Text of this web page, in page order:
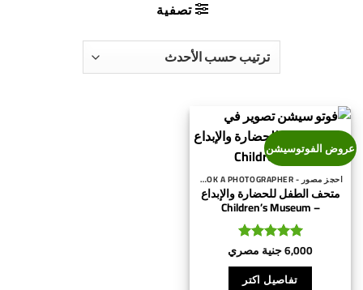
تصفية
عروض الفوتوسيشن
احجز مصور - BOOK A PHOTOGRAPHER
متحف الطفل للحضارة والإبداع
– Children’s Museum
تم التقييم
6,000جنية مصري
تفاصيل اكتر